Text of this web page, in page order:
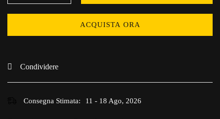
ACQUISTA ORA
Condividere
Consegna Stimata: 11 - 18 Ago, 2026